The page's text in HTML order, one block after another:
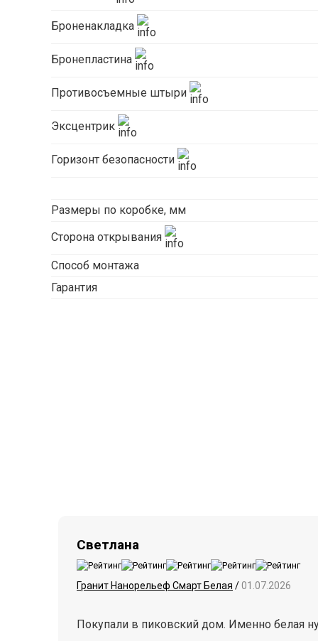
Броненакладка
Бронепластина
Противосъемные штыри
Эксцентрик
Горизонт безопасности
Размеры по коробке, мм
Сторона открывания
Способ монтажа
Гарантия
Светлана
Гранит Нанорельеф Смарт Белая /01.07.2026
Покупали в пиковский дом. Именно белая